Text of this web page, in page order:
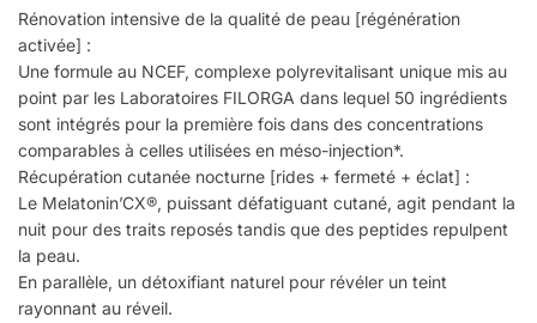
Rénovation intensive de la qualité de peau [régénération
activée] :
Une formule au NCEF, complexe polyrevitalisant unique mis au
point par les Laboratoires FILORGA dans lequel 50 ingrédients
sont intégrés pour la première fois dans des concentrations
comparables à celles utilisées en méso-injection*.
Récupération cutanée nocturne [rides + fermeté + éclat] :
Le Melatonin’CX®, puissant défatiguant cutané, agit pendant la
nuit pour des traits reposés tandis que des peptides repulpent
la peau.
En parallèle, un détoxifiant naturel pour révéler un teint
rayonnant au réveil.